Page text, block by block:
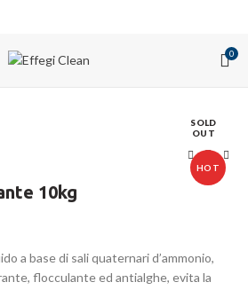
0
SOLD
OUT
HOT
10kg
a base di sali quaternari d’ammonio,
flocculante ed antialghe, evita la